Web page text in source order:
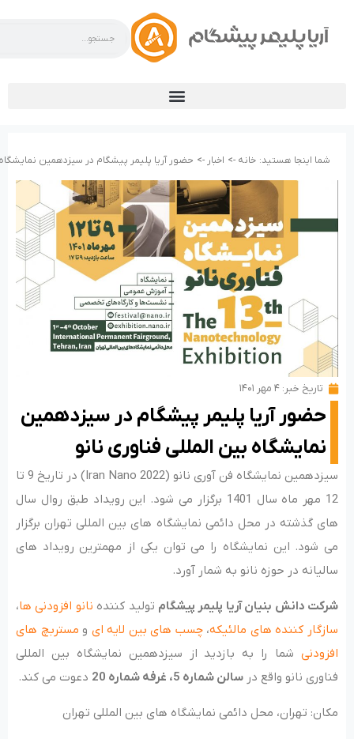
شما اینجا هستید: خانه -> اخبار -> حضور آریا پلیمر پیشگام در سیزدهمین نمایشگاه
تاریخ خبر: ۴ مهر ۱۴۰۱
حضور آریا پلیمر پیشگام در سیزدهمین
نمایشگاه بین المللی فناوری نانو
سیزدهمین نمایشگاه فن آوری نانو (Iran Nano 2022) در تاریخ 9 تا
12 مهر ماه سال 1401 برگزار می شود. این رویداد طبق روال سال
های گذشته در محل دائمی نمایشگاه های بین المللی تهران برگزار
می شود. این نمایشگاه را می توان یکی از مهمترین رویداد های
سالیانه در حوزه نانو به شمار آورد.
شرکت دانش بنیان آریا پلیمر پیشگام تولید کننده نانو افزودنی ها،
سازگار کننده های مالئیکه،چسب های بین لایه ای و مستربچ های
افزودنی شما را به بازدید از سیزدهمین نمایشگاه بین المللی
فناوری نانو واقع در سالن شماره 5، غرفه شماره 20 دعوت می کند.
مکان: تهران، محل دائمی نمایشگاه های بین المللی تهران